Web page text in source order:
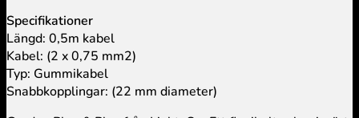
Specifikationer
Längd: 0,5m kabel
Kabel: (2 x 0,75 mm2)
Typ: Gummikabel
Snabbkopplingar: (22 mm diameter)